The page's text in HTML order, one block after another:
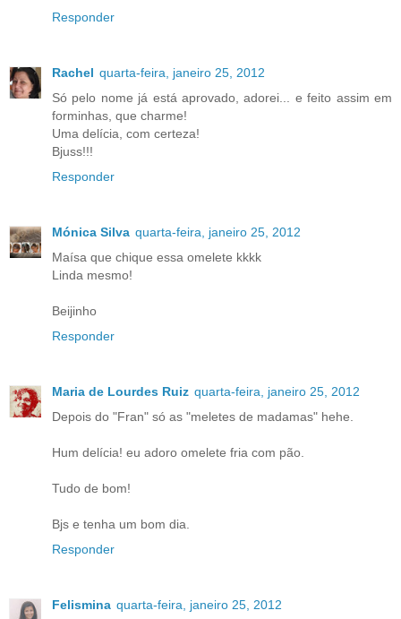
Responder
Rachel quarta-feira, janeiro 25, 2012
Só pelo nome já está aprovado, adorei... e feito assim em
forminhas, que charme!
Uma delícia, com certeza!
Bjuss!!!
Responder
Mónica Silva quarta-feira, janeiro 25, 2012
Maísa que chique essa omelete kkkk
Linda mesmo!
Beijinho
Responder
Maria de Lourdes Ruiz quarta-feira, janeiro 25, 2012
Depois do "Fran" só as "meletes de madamas" hehe.
Hum delícia! eu adoro omelete fria com pão.
Tudo de bom!
Bjs e tenha um bom dia.
Responder
Felismina quarta-feira, janeiro 25, 2012